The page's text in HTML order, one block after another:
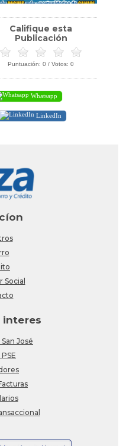
Califique esta
Publicación
Puntuación: 0 / Votos: 0
Whatsapp
LinkedIn
Social
interes
José